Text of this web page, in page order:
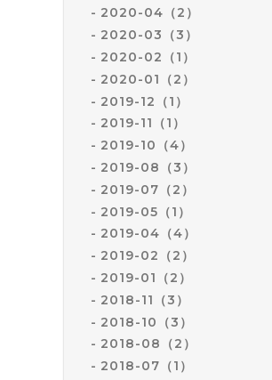
2020-04（2）
2020-03（3）
2020-02（1）
2020-01（2）
2019-12（1）
2019-11（1）
2019-10（4）
2019-08（3）
2019-07（2）
2019-05（1）
2019-04（4）
2019-02（2）
2019-01（2）
2018-11（3）
2018-10（3）
2018-08（2）
2018-07（1）